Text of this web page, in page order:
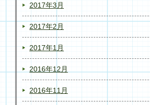
2017年3月
2017年2月
2017年1月
2016年12月
2016年11月